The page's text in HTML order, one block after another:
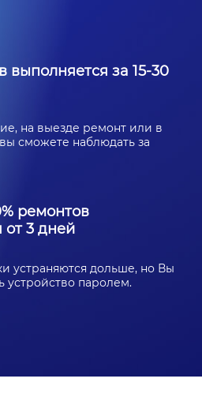
выполняется за 15-30
на выезде ремонт или в
сможете наблюдать за
ремонтов
3 дней
устраняются дольше, но Вы
устройство паролем.